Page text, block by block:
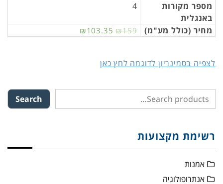
מספר מקורות
באנגלית
4
מחיר (כולל מע"מ) ₪103.35 ₪159
לצפיה בסמינריון לדוגמה לחץ כאן
Search
רשימת מקצועות
אמנות
אנתרופולוגיה